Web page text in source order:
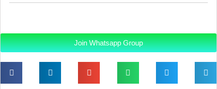
Join Whatsapp Group